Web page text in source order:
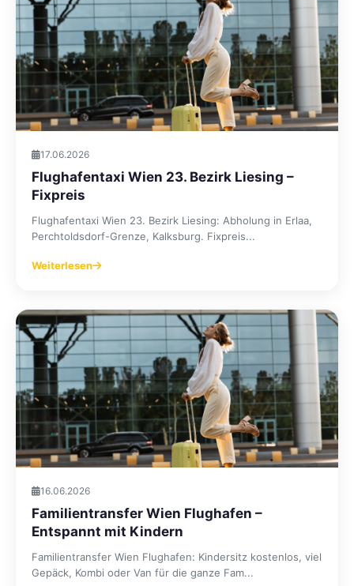
17.06.2026
Flughafentaxi Wien 23. Bezirk Liesing –
Fixpreis
Flughafentaxi Wien 23. Bezirk Liesing: Abholung in Erlaa,
Perchtoldsdorf-Grenze, Kalksburg. Fixpreis...
Weiterlesen
16.06.2026
Familientransfer Wien Flughafen –
Entspannt mit Kindern
Familientransfer Wien Flughafen: Kindersitz kostenlos, viel
Gepäck, Kombi oder Van für die ganze Fam...